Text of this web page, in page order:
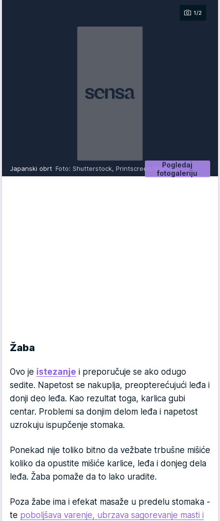
1/2
Pogledaj
fotogaleriju
Japanski obrt Foto: Shutterstock, Printscreen/dzen.ru
Žaba
Ovo je istezanje i preporučuje se ako odugo
sedite. Napetost se nakuplja, preopterećujući leđa i
donji deo leđa. Kao rezultat toga, karlica gubi
centar. Problemi sa donjim delom leđa i napetost
uzrokuju ispupčenje stomaka.
Ponekad nije toliko bitno da vežbate trbušne mišiće
koliko da opustite mišiće karlice, leđa i donjeg dela
leđa. Žaba pomaže da to lako uradite.
Poza žabe ima i efekat masaže u predelu stomaka -
te poboljšava varenje, ubrzava sagorevanje masti i